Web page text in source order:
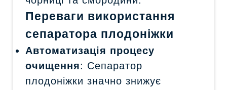
Переваги використання
сепаратора плодоніжки
Автоматизація процесу
очищення: Сепаратор
плодоніжки значно знижує